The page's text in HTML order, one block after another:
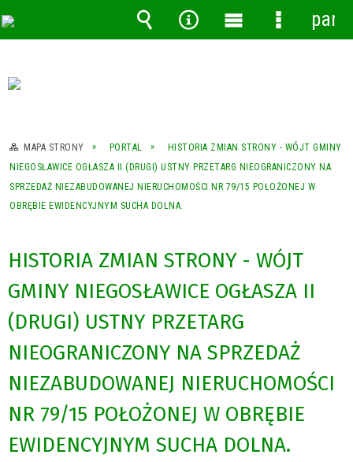
MAPA STRONY PORTAL
HISTORIA ZMIAN STRONY - WÓJT GMINY
NIEGOSŁAWICE OGŁASZA II (DRUGI) USTNY PRZETARG NIEOGRANICZONY NA
SPRZEDAŻ NIEZABUDOWANEJ NIERUCHOMOŚCI NR 79/15 POŁOŻONEJ W
OBRĘBIE EWIDENCYJNYM SUCHA DOLNA.
HISTORIA ZMIAN STRONY - WÓJT
GMINY NIEGOSŁAWICE OGŁASZA II
(DRUGI) USTNY PRZETARG
NIEOGRANICZONY NA SPRZEDAŻ
NIEZABUDOWANEJ NIERUCHOMOŚCI
NR 79/15 POŁOŻONEJ W OBRĘBIE
EWIDENCYJNYM SUCHA DOLNA.
Wyszukiwarka
Narzędzia
MenuMenu